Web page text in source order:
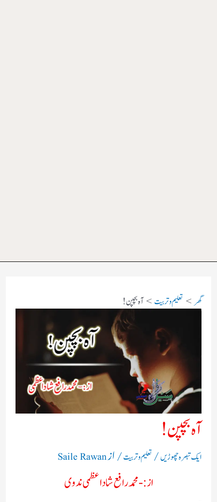
گھر تعلیم و تربیت آہ بچپن!
آہ بچپن!
ایک تبصرہ چھوڑیں/ تعلیم و تربیت/ ازSaile Rawan
از:- محمد رافع شاد اعظمی ندوی